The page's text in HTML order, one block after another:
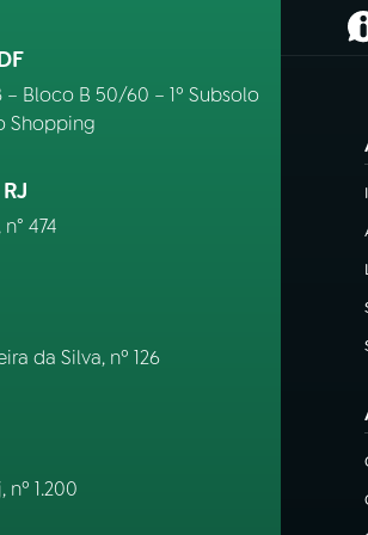
– Bloco B 50/60 – 1º Subsolo
Shopping
474
da Silva, nº 126
1.200